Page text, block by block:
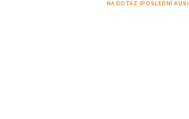
NA DOTAZ (POSLEDNÍ KUS)